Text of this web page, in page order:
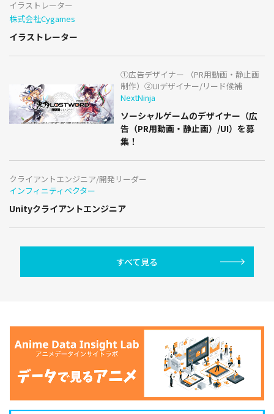
イラストレーター
株式会社Cygames
イラストレーター
①広告デザイナー （PR用動画・静止画
制作）②UIデザイナー/リード候補
NextNinja
ソーシャルゲームのデザイナー（広
告（PR用動画・静止画）/UI）を募
集！
クライアントエンジニア/開発リーダー
インフィニティベクター
Unityクライアントエンジニア
すべて見る